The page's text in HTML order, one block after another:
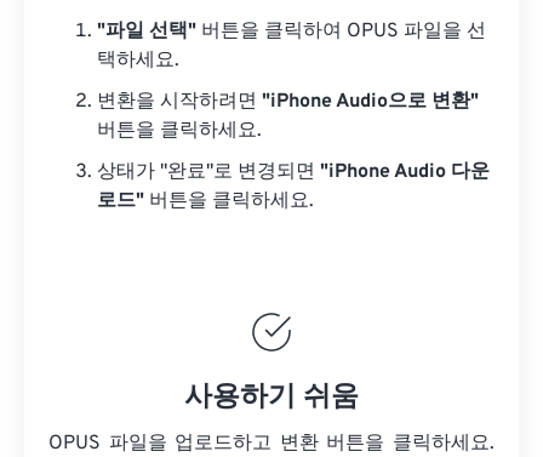
"파일 선택" 버튼을 클릭하여 OPUS 파일을 선
택하세요.
변환을 시작하려면 "iPhone Audio으로 변환"
버튼을 클릭하세요.
상태가 "완료"로 변경되면 "iPhone Audio 다운
로드" 버튼을 클릭하세요.
사용하기 쉬움
OPUS 파일을 업로드하고 변환 버튼을 클릭하세요.